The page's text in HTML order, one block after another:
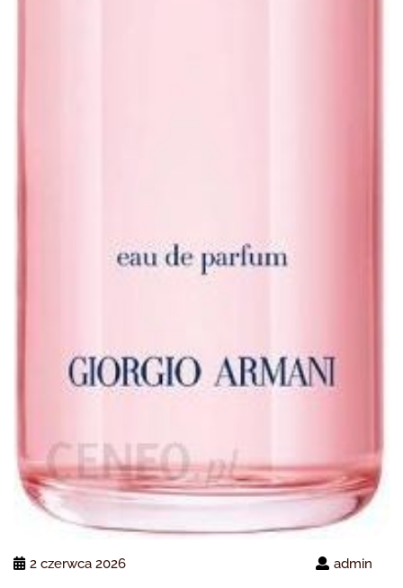
2 czerwca 2026 admin